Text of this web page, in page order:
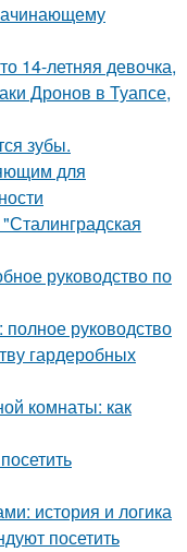
14-летняя девочка,
Дронов в Туапсе,
зубы.
для
руководство по
руководство
гардеробных
комнаты: как
история и логика
посетить